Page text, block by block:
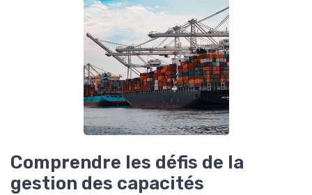
Comprendre les défis de la
gestion des capacités